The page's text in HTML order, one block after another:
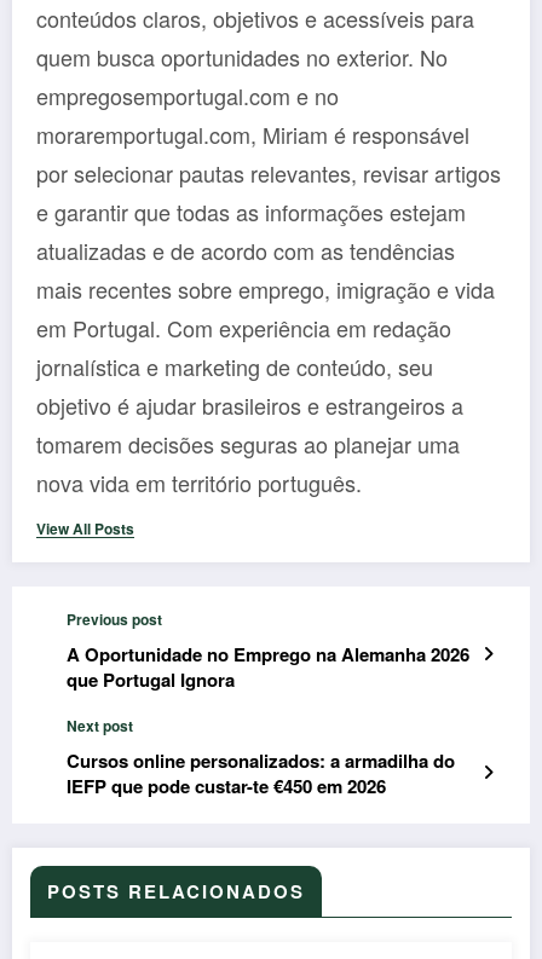
conteúdos claros, objetivos e acessíveis para
quem busca oportunidades no exterior. No
empregosemportugal.com e no
moraremportugal.com, Miriam é responsável
por selecionar pautas relevantes, revisar artigos
e garantir que todas as informações estejam
atualizadas e de acordo com as tendências
mais recentes sobre emprego, imigração e vida
em Portugal. Com experiência em redação
jornalística e marketing de conteúdo, seu
objetivo é ajudar brasileiros e estrangeiros a
tomarem decisões seguras ao planejar uma
nova vida em território português.
View All Posts
Previous post
A Oportunidade no Emprego na Alemanha 2026
que Portugal Ignora
Next post
Cursos online personalizados: a armadilha do
IEFP que pode custar-te €450 em 2026
POSTS RELACIONADOS